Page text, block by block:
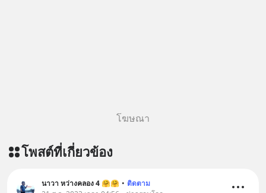
โฆษณา
โพสต์ที่เกี่ยวข้อง
นาวา หว่างคลอง 4 🤗🤗 • ติดตาม